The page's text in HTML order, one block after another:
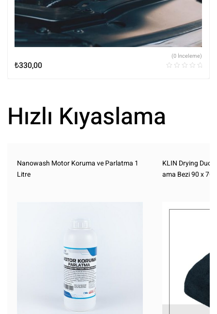
₺330,00
(0 İnceleme)
Hızlı Kıyaslama
Nanowash Motor Koruma ve Parlatma 1
Litre
KLIN Drying Duo
ama Bezi 90 x 70